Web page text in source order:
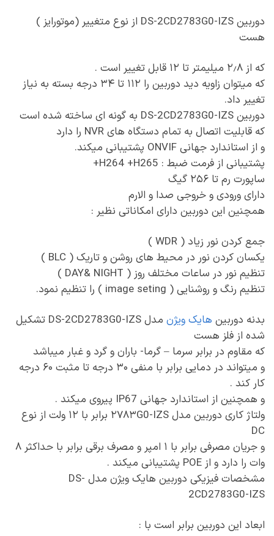
دوربین DS-2CD2783G0-IZS از نوع متغییر (موتورایز )
هست
که از ۲٫۸ میلیمتر تا ۱۲ قابل تغییر است .
که میتوان زاویه دید دوربین را ۱۱۲ تا ۳۴ درجه بسته به نیاز
تغییر داد.
دوربین DS-2CD2783G0-IZS به گونه ای ساخته شده است
که قابلیت اتصال به تمام دستگاه های NVR را دارد
و از استاندارد جهانی ONVIF پشتیبانی میکند.
پشتیبانی از فرمت ضبط : H264 +H265+
ساپورت رم تا ۲۵۶ گیگ
دارای ورودی و خروجی صدا و الارم
همچنین این دوربین دارای امکاناتی نظیر :
جمع کردن نور زیاد ( WDR )
یکسان کردن نور در محیط های روشن و تاریک ( BLC )
تنظیم نور در ساعات مختلف روز ( DAY& NIGHT )
تنظیم رنگ و روشنایی ( image seting ) را تنظیم نمود.
بدنه دوربین هایک ویژن
مدل DS-2CD2783G0-IZS تشکیل
شده از فلز هست
که مقاوم در برابر سرما – گرما- باران و گرد و غبار میباشد
و میتواند در دمایی برابر با منفی ۳۰ درجه تا مثبت ۶۰ درجه
کار کند .
و همچنین از استاندارد جهانی IP67 پیروی میکند .
ولتاژ کاری دوربین مدل ۲۷۸۳G0-IZS برابر با ۱۲ ولت از نوع
DC
و جریان مصرفی برابر با ۱ امپر و مصرف برقی برابر با حداکثر ۸
وات را دارد و از POE پشتیبانی میکند .
مشخصات فیزیکی دوربین هایک ویژن مدل DS-
2CD2783G0-IZS
ابعاد این دوربین برابر است با :